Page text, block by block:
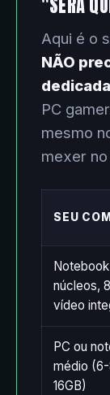
"SERÁ
Aqui é o
NÃO
dedicada
PC
mesmo
mexer
SEU
núcleos,
vídeo
PC ou
médio
16GB)